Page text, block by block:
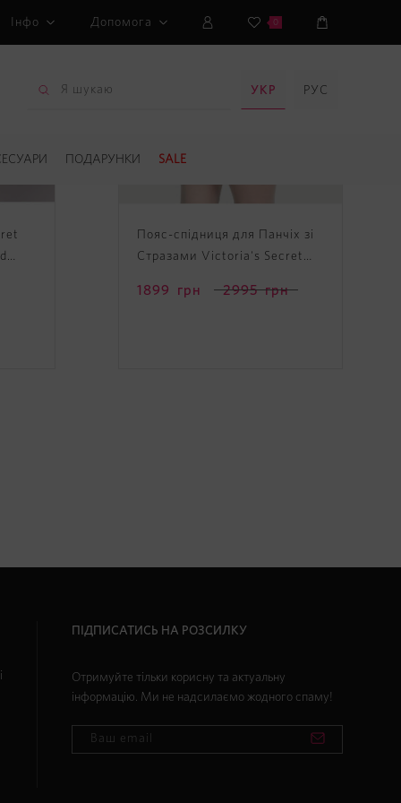
УКР РУС
Інфо Допомога 0
ПОДАРУНКИ SALE
Пояс-спідниця для Панчіх зі
Стразами Victoria's Secret
with Garters
1899 грн 2995грн
ПІДПИСАТИСЬ НА РОЗСИЛКУ
Отримуйте тільки корисну та актуальну
інформацію. Ми не надсилаємо жодного спаму!